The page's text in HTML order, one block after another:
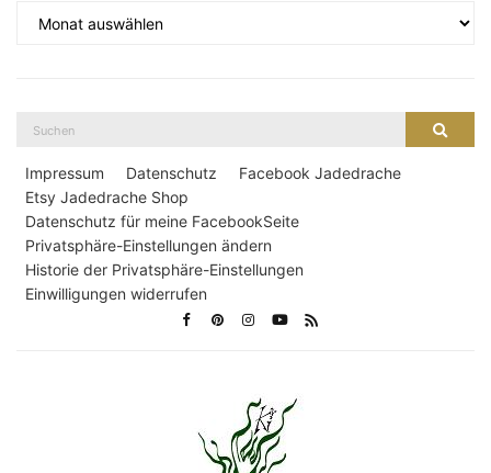
Suche
Impressum Datenschutz
Facebook Jadedrache
Etsy Jadedrache Shop
Datenschutz für meine FacebookSeite
Privatsphäre-Einstellungen ändern
Historie der Privatsphäre-Einstellungen
Einwilligungen widerrufen